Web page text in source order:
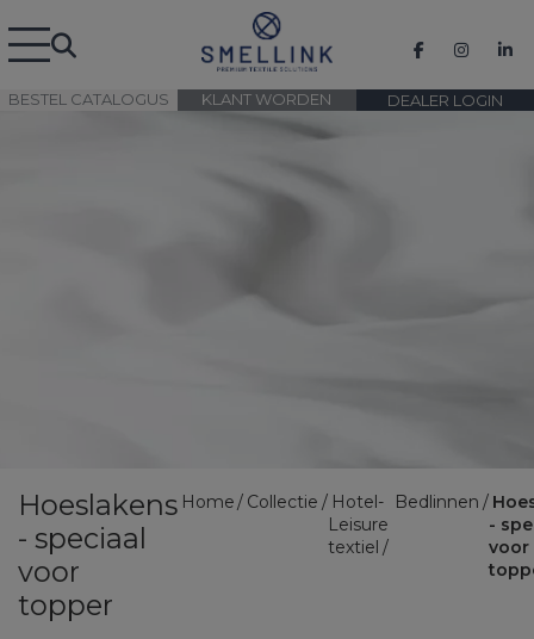
BESTEL CATALOGUS DEALER LOGIN
KLANT WORDEN
Home Collectie
Hotel-
Leisure
textiel
Bedlinnen
-
voor
Hoeslakens
- speciaal
voor
topper